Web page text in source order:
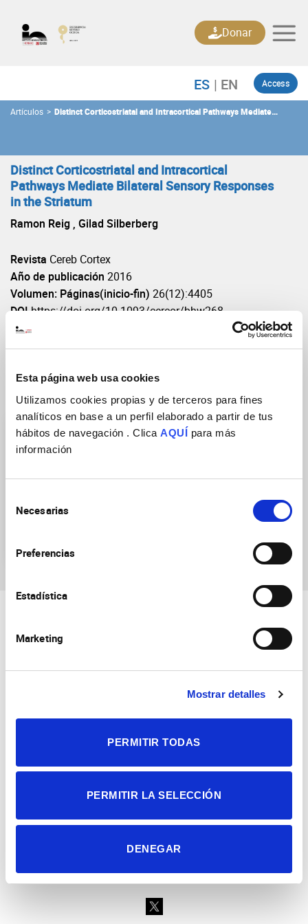
Esta página web usa cookies
Utilizamos cookies propias y de terceros para fines
analíticos en base a un perfil elaborado a partir de tus
hábitos de navegación . Clica AQUÍ para más
información
Necesarias
Preferencias
Estadística
Marketing
Mostrar detalles
PERMITIR TODAS
PERMITIR LA SELECCIÓN
DENEGAR
content
Access
Donar
Artículos > Distinct Corticostriatal and Intracortical Pathways Mediate
Distinct Corticostriatal and Intracortical
Pathways Mediate Bilateral Sensory Responses
in the Striatum
Ramon Reig , Gilad Silberberg
Revista Cereb Cortex
Año de publicación 2016
Volumen: Páginas(inicio-fin) 26(12):4405
DOIhttps://doi.org/10.1093/cercor/bhw268
Grupos de Investigación
Procesamiento sensorio-
Universidad Miguel Hernández
Alicante | España
Fax + 34 965 91 95 61